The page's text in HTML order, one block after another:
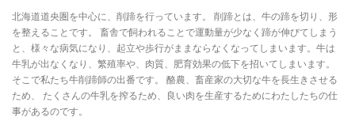
北海道道央圏を中心に、削蹄を行っています。 削蹄とは、牛の蹄を切り、形
を整えることです。 畜舎で飼われることで運動量が少なく蹄が伸びてしまう
と、様々な病気になり、起立や歩行がままならなくなってしまいます。牛は
牛乳が出なくなり、繁殖率や、肉質、肥育効果の低下を招いてしまいます。
そこで私たち牛削蹄師の出番です。 酪農、畜産家の大切な牛を長生きさせる
ため、 たくさんの牛乳を搾るため、良い肉を生産するためにわたしたちの仕
事があるのです。